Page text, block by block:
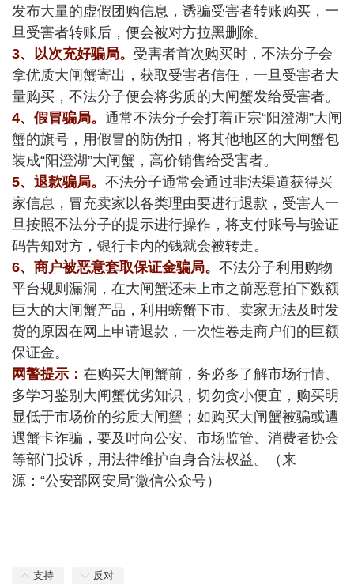
发布大量的虚假团购信息，诱骗受害者转账购买，一
旦受害者转账后，便会被对方拉黑删除。
3、以次充好骗局。 受害者首次购买时，不法分子会
拿优质大闸蟹寄出，获取受害者信任，一旦受害者大
量购买，不法分子便会将劣质的大闸蟹发给受害者。
4、假冒骗局。 通常不法分子会打着正宗“阳澄湖”大闸
蟹的旗号，用假冒的防伪扣，将其他地区的大闸蟹包
装成“阳澄湖”大闸蟹，高价销售给受害者。
5、退款骗局。 不法分子通常会通过非法渠道获得买
家信息，冒充卖家以各类理由要进行退款，受害人一
旦按照不法分子的提示进行操作，将支付账号与验证
码告知对方，银行卡内的钱就会被转走。
6、商户被恶意套取保证金骗局。 不法分子利用购物
平台规则漏洞，在大闸蟹还未上市之前恶意拍下数额
巨大的大闸蟹产品，利用螃蟹下市、卖家无法及时发
货的原因在网上申请退款，一次性卷走商户们的巨额
保证金。
网警提示： 在购买大闸蟹前，务必多了解市场行情、
多学习鉴别大闸蟹优劣知识，切勿贪小便宜，购买明
显低于市场价的劣质大闸蟹；如购买大闸蟹被骗或遭
遇蟹卡诈骗，要及时向公安、市场监管、消费者协会
等部门投诉，用法律维护自身合法权益。（来
源：“公安部网安局”微信公众号）
支持 反对